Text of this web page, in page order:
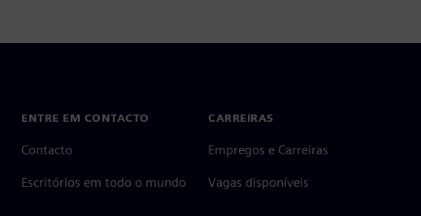
ENTRE EM CONTACTO
Contacto
Escritórios em todo o mundo
CARREIRAS
Empregos e Carreiras
Vagas disponíveis